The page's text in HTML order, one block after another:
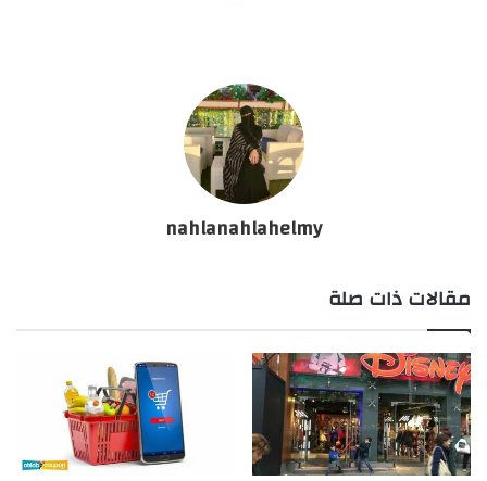
nahlanahlahelmy
مقالات ذات صلة